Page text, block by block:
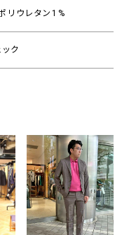
リウレタン1%
ク